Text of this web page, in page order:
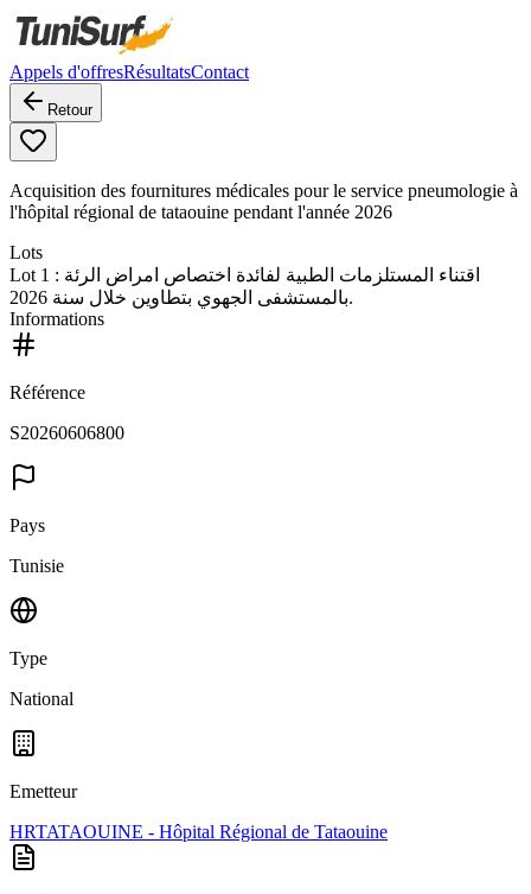
Appels d'offresRésultatsContact
Retour
Acquisition des fournitures médicales pour le service pneumologie à
l'hôpital régional de tataouine pendant l'année 2026
Lots
Lot 1 : اقتناء المستلزمات الطبية لفائدة اختصاص امراض الرئة
بالمستشفى الجهوي بتطاوين خلال سنة 2026.
Informations
Référence
S20260606800
Pays
Tunisie
Type
National
Emetteur
HRTATAOUINE - Hôpital Régional de Tataouine